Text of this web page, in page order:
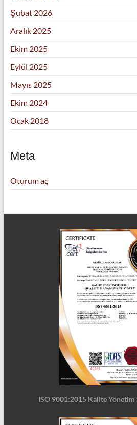
Şubat 2026
Aralık 2025
Ekim 2025
Eylül 2025
Mayıs 2025
Ekim 2024
Ocak 2018
Meta
Oturum aç
ISO 9001:2015 Kalite Yönetim